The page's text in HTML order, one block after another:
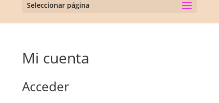
Seleccionar página
Mi cuenta
Acceder